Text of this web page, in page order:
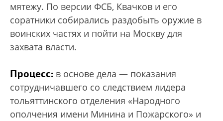
мятежу. По версии ФСБ, Квачков и его
соратники собирались раздобыть оружие в
воинских частях и пойти на Москву для
захвата власти.
Процесс: в основе дела — показания
сотрудничавшего со следствием лидера
тольяттинского отделения «Народного
ополчения имени Минина и Пожарского» и